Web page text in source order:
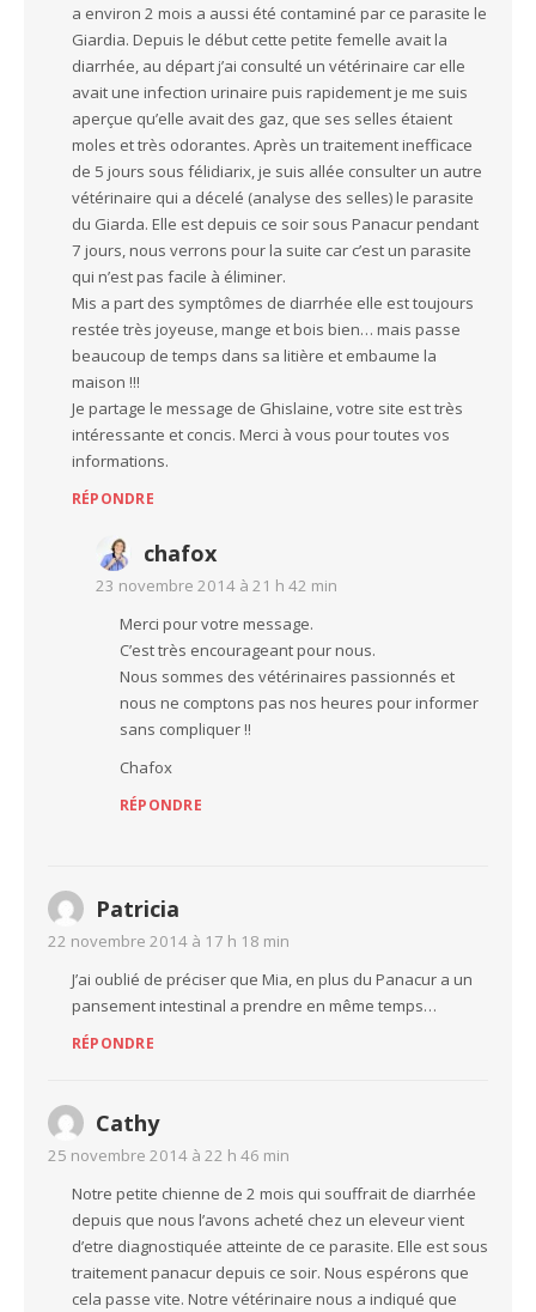
a environ 2 mois a aussi été contaminé par ce parasite le
Giardia. Depuis le début cette petite femelle avait la
diarrhée, au départ j’ai consulté un vétérinaire car elle
avait une infection urinaire puis rapidement je me suis
aperçue qu’elle avait des gaz, que ses selles étaient
moles et très odorantes. Après un traitement inefficace
de 5 jours sous félidiarix, je suis allée consulter un autre
vétérinaire qui a décelé (analyse des selles) le parasite
du Giarda. Elle est depuis ce soir sous Panacur pendant
7 jours, nous verrons pour la suite car c’est un parasite
qui n’est pas facile à éliminer.
Mis a part des symptômes de diarrhée elle est toujours
restée très joyeuse, mange et bois bien… mais passe
beaucoup de temps dans sa litière et embaume la
maison !!!
Je partage le message de Ghislaine, votre site est très
intéressante et concis. Merci à vous pour toutes vos
informations.
RÉPONDRE
chafox
23 novembre 2014 à 21 h 42 min
Merci pour votre message.
C’est très encourageant pour nous.
Nous sommes des vétérinaires passionnés et
nous ne comptons pas nos heures pour informer
sans compliquer !!
Chafox
RÉPONDRE
Patricia
22 novembre 2014 à 17 h 18 min
J’ai oublié de préciser que Mia, en plus du Panacur a un
pansement intestinal a prendre en même temps…
RÉPONDRE
Cathy
25 novembre 2014 à 22 h 46 min
Notre petite chienne de 2 mois qui souffrait de diarrhée
depuis que nous l’avons acheté chez un eleveur vient
d’etre diagnostiquée atteinte de ce parasite. Elle est sous
traitement panacur depuis ce soir. Nous espérons que
cela passe vite. Notre vétérinaire nous a indiqué que